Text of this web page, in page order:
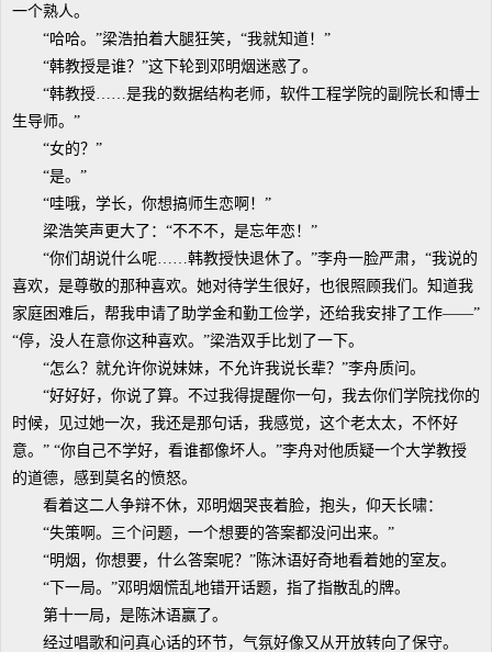
一个熟人。
“哈哈。”梁浩拍着大腿狂笑，“我就知道！”
“韩教授是谁？”这下轮到邓明烟迷惑了。
“韩教授……是我的数据结构老师，软件工程学院的副院长和博士
生导师。”
“女的？”
“是。”
“哇哦，学长，你想搞师生恋啊！”
梁浩笑声更大了：“不不不，是忘年恋！”
“你们胡说什么呢……韩教授快退休了。”李舟一脸严肃，“我说的
喜欢，是尊敬的那种喜欢。她对待学生很好，也很照顾我们。知道我
家庭困难后，帮我申请了助学金和勤工俭学，还给我安排了工作——”
“停，没人在意你这种喜欢。”梁浩双手比划了一下。
“怎么？就允许你说妹妹，不允许我说长辈？”李舟质问。
“好好好，你说了算。不过我得提醒你一句，我去你们学院找你的
时候，见过她一次，我还是那句话，我感觉，这个老太太，不怀好
意。” “你自己不学好，看谁都像坏人。”李舟对他质疑一个大学教授
的道德，感到莫名的愤怒。
看着这二人争辩不休，邓明烟哭丧着脸，抱头，仰天长啸：
“失策啊。三个问题，一个想要的答案都没问出来。”
“明烟，你想要，什么答案呢？”陈沐语好奇地看着她的室友。
“下一局。”邓明烟慌乱地错开话题，指了指散乱的牌。
第十一局，是陈沐语赢了。
经过唱歌和问真心话的环节，气氛好像又从开放转向了保守。